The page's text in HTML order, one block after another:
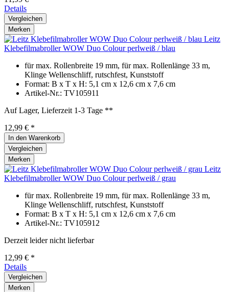
Details
Vergleichen
Merken
Leitz
Klebefilmabroller WOW Duo Colour perlweiß / blau
für max. Rollenbreite 19 mm, für max. Rollenlänge 33 m,
Klinge Wellenschliff, rutschfest, Kunststoff
Format: B x T x H: 5,1 cm x 12,6 cm x 7,6 cm
Artikel-Nr.: TV105911
Auf Lager, Lieferzeit 1-3 Tage **
12,99 € *
In den Warenkorb
Vergleichen
Merken
Leitz
Klebefilmabroller WOW Duo Colour perlweiß / grau
für max. Rollenbreite 19 mm, für max. Rollenlänge 33 m,
Klinge Wellenschliff, rutschfest, Kunststoff
Format: B x T x H: 5,1 cm x 12,6 cm x 7,6 cm
Artikel-Nr.: TV105912
Derzeit leider nicht lieferbar
12,99 € *
Details
Vergleichen
Merken